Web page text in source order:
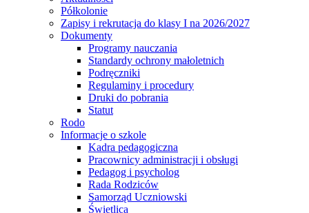
Półkolonie
Zapisy i rekrutacja do klasy I na 2026/2027
Dokumenty
Programy nauczania
Standardy ochrony małoletnich
Podręczniki
Regulaminy i procedury
Druki do pobrania
Statut
Rodo
Informacje o szkole
Kadra pedagogiczna
Pracownicy administracji i obsługi
Pedagog i psycholog
Rada Rodziców
Samorząd Uczniowski
Świetlica